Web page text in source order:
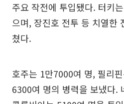
주요 작전에 투입됐다. 터키
으며, 장진호 전투 등 치열한
쳤다.
호주는 1만7000여 명, 필리
6300여 명의 병력을 보냈다.